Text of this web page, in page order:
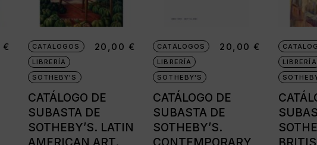
€
CATÁLOGOS
LIBRERÍA
SOTHEBY'S
CATÁLOGO DE
SUBASTA DE
SOTHEBY’S. LATIN
20,00 €
CATÁLOGOS
LIBRERÍA
SOTHEBY'S
CATÁLOGO DE
SUBASTA DE
SOTHEBY’S.
20,00 €
LIBRERÍA